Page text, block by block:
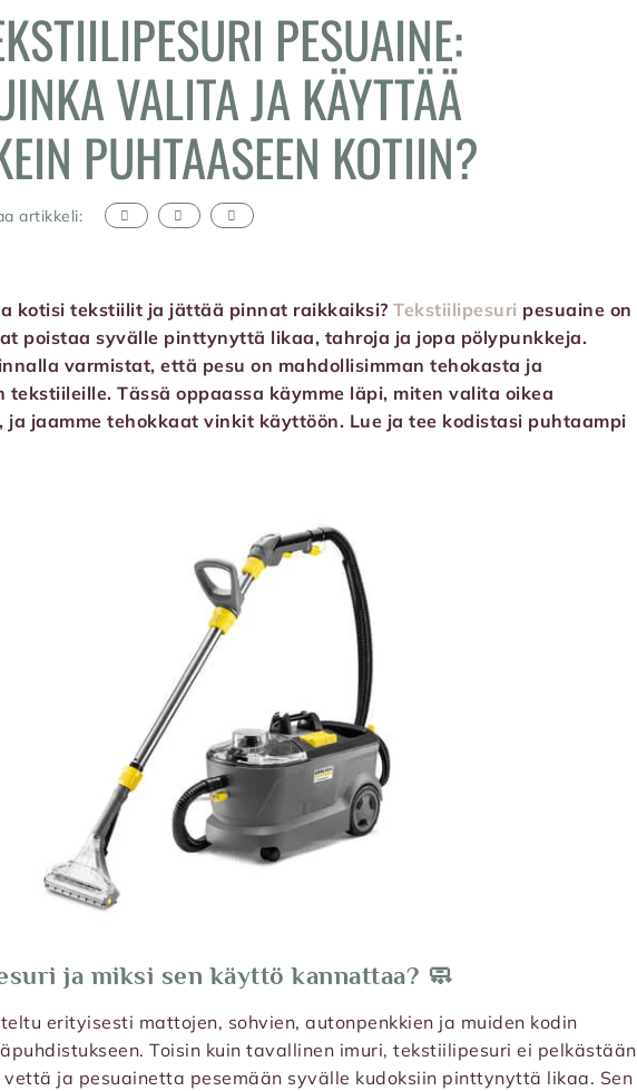
PESUAINE:
VALITA JA KÄYTTÄÄ
PUHTAASEEN KOTIIN?
artikkeli:
kotisi tekstiilit ja jättää pinnat raikkaiksi? Tekstiilipesuri pesuaine on
poistaa syvälle pinttynyttä likaa, tahroja ja jopa pölypunkkeja.
varmistat, että pesu on mahdollisimman tehokasta ja
Tässä oppaassa käymme läpi, miten valita oikea
ja jaamme tehokkaat vinkit käyttöön. Lue ja tee kodistasi puhtaampi
ja miksi sen käyttö kannattaa? 🧼
erityisesti mattojen, sohvien, autonpenkkien ja muiden kodin
Toisin kuin tavallinen imuri, tekstiilipesuri ei pelkästään
ja pesuainetta pesemään syvälle kudoksiin pinttynyttä likaa. Sen